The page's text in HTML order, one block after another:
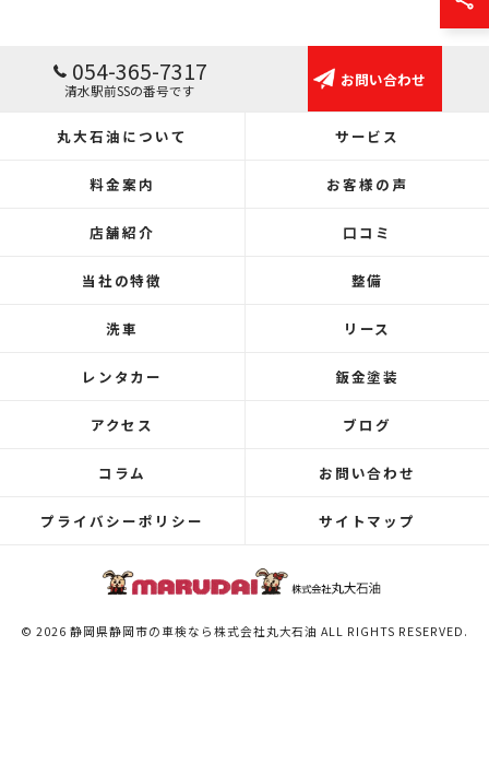
054-365-7317
清水駅前SSの番号です
お問い合わせ
丸大石油について サービス
料金案内 お客様の声
店舗紹介 口コミ
当社の特徴 整備
洗車 リース
レンタカー 鈑金塗装
アクセス ブログ
コラム お問い合わせ
プライバシーポリシー サイトマップ
© 2026 静岡県静岡市の車検なら株式会社丸大石油 ALL RIGHTS RESERVED.